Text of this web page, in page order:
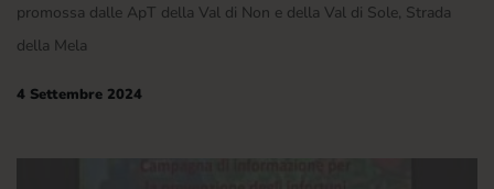
promossa dalle ApT della Val di Non e della Val di Sole, Strada
della Mela
4 Settembre 2024